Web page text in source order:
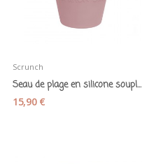
Scrunch
Seau de plage en silicone souple "Scrunch rose"
15,90 €